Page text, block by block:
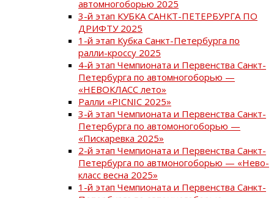
автомногоборью 2025
3-й этап КУБКА САНКТ-ПЕТЕРБУРГА ПО
ДРИФТУ 2025
1-й этап Кубка Санкт-Петербурга по
ралли-кроссу 2025
4-й этап Чемпионата и Первенства Санкт-
Петербурга по автомногоборью —
«НЕВОКЛАСС лето»
Ралли «PICNIC 2025»
3-й этап Чемпионата и Первенства Санкт-
Петербурга по автомоногоборью —
«Пискаревка 2025»
2-й этап Чемпионата и Первенства Санкт-
Петербурга по автмоногоборью — «Нево-
класс весна 2025»
1-й этап Чемпионата и Первенства Санкт-